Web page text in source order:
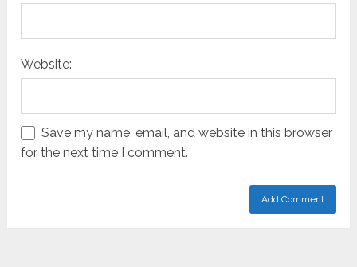
Website:
Save my name, email, and website in this browser
for the next time I comment.